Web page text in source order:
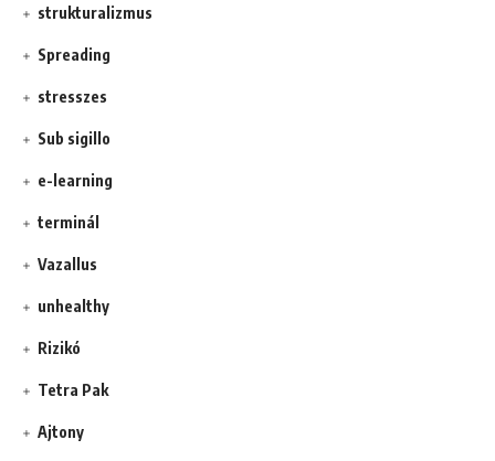
strukturalizmus
Spreading
stresszes
Sub sigillo
e-learning
terminál
Vazallus
unhealthy
Rizikó
Tetra Pak
Ajtony